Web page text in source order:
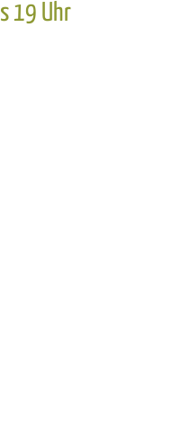
19 Uhr